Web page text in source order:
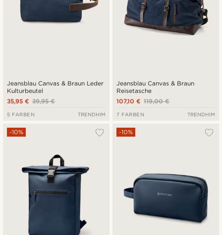
Jeansblau Canvas & Braun Leder
Kulturbeutel
39,95 €
35,95 €
5 FARBEN TRENDHIM
Jeansblau Canvas & Braun
Reisetasche
119,00 €
107,10 €
7 FARBEN TRENDHIM
-10% -10%